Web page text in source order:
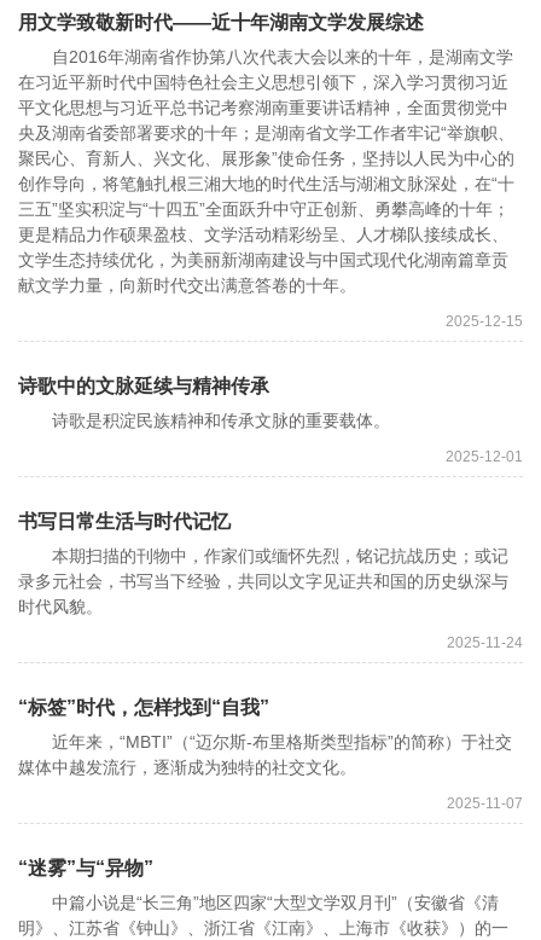
用文学致敬新时代——近十年湖南文学发展综述
自2016年湖南省作协第八次代表大会以来的十年，是湖南文学
在习近平新时代中国特色社会主义思想引领下，深入学习贯彻习近
平文化思想与习近平总书记考察湖南重要讲话精神，全面贯彻党中
央及湖南省委部署要求的十年；是湖南省文学工作者牢记“举旗帜、
聚民心、育新人、兴文化、展形象”使命任务，坚持以人民为中心的
创作导向，将笔触扎根三湘大地的时代生活与湖湘文脉深处，在“十
三五”坚实积淀与“十四五”全面跃升中守正创新、勇攀高峰的十年；
更是精品力作硕果盈枝、文学活动精彩纷呈、人才梯队接续成长、
文学生态持续优化，为美丽新湖南建设与中国式现代化湖南篇章贡
献文学力量，向新时代交出满意答卷的十年。
2025-12-15
诗歌中的文脉延续与精神传承
诗歌是积淀民族精神和传承文脉的重要载体。
2025-12-01
书写日常生活与时代记忆
本期扫描的刊物中，作家们或缅怀先烈，铭记抗战历史；或记
录多元社会，书写当下经验，共同以文字见证共和国的历史纵深与
时代风貌。
2025-11-24
“标签”时代，怎样找到“自我”
近年来，“MBTI”（“迈尔斯-布里格斯类型指标”的简称）于社交
媒体中越发流行，逐渐成为独特的社交文化。
2025-11-07
“迷雾”与“异物”
中篇小说是“长三角”地区四家“大型文学双月刊”（安徽省《清
明》、江苏省《钟山》、浙江省《江南》、上海市《收获》）的一